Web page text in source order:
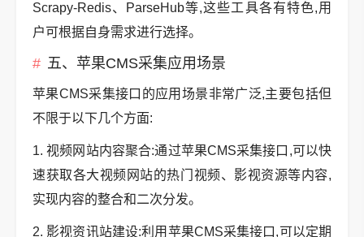
Scrapy-Redis、ParseHub等,这些工具各有特色,用
户可根据自身需求进行选择。
五、苹果CMS采集应用场景
苹果CMS采集接口的应用场景非常广泛,主要包括但
不限于以下几个方面:
1. 视频网站内容聚合:通过苹果CMS采集接口,可以快
速获取各大视频网站的热门视频、影视资源等内容,
实现内容的整合和二次分发。
2. 影视资讯站建设:利用苹果CMS采集接口,可以定期